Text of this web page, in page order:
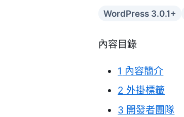
WordPress 3.0.1+
內容目錄
1 內容簡介
2 外掛標籤
3 開發者團隊